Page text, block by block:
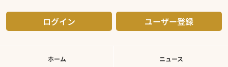
ログイン ユーザー登録
ホーム ニュース